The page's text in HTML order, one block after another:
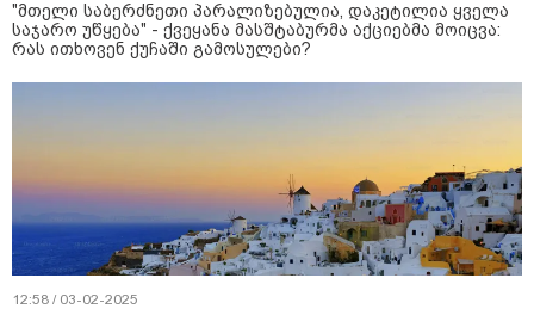
"მთელი საბერძნეთი პარალიზებულია, დაკეტილია ყველა
საჯარო უწყება" - ქვეყანა მასშტაბურმა აქციებმა მოიცვა:
რას ითხოვენ ქუჩაში გამოსულები?
12:58 / 03-02-2025